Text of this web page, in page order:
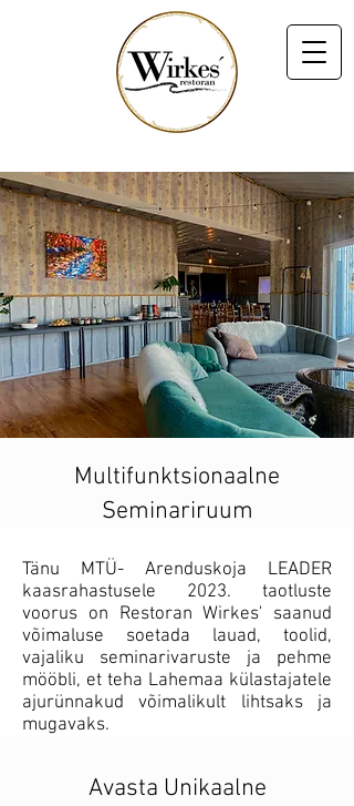
Multifunktsionaalne
Seminariruum
Tänu MTÜ- Arenduskoja LEADER
kaasrahastusele 2023. taotluste
voorus on Restoran Wirkes' saanud
võimaluse soetada lauad, toolid,
vajaliku seminarivaruste ja pehme
mööbli, et teha Lahemaa külastajatele
ajurünnakud võimalikult lihtsaks ja
mugavaks.
Avasta Unikaalne